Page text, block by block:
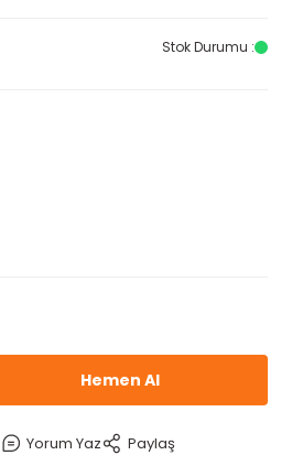
Stok Durumu :
Hemen Al
Yorum Yaz Paylaş